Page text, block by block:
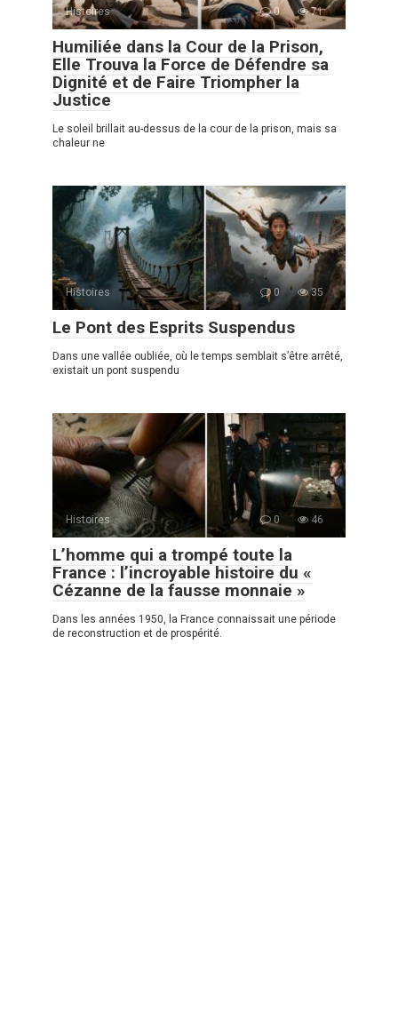
Histoires 0 71
Humiliée dans la Cour de la Prison,
Elle Trouva la Force de Défendre sa
Dignité et de Faire Triompher la
Justice
Le soleil brillait au-dessus de la cour de la prison, mais sa
chaleur ne
Histoires 0 35
Le Pont des Esprits Suspendus
Dans une vallée oubliée, où le temps semblait s’être arrêté,
existait un pont suspendu
Histoires 0 46
L’homme qui a trompé toute la
France : l’incroyable histoire du «
Cézanne de la fausse monnaie »
Dans les années 1950, la France connaissait une période
de reconstruction et de prospérité.